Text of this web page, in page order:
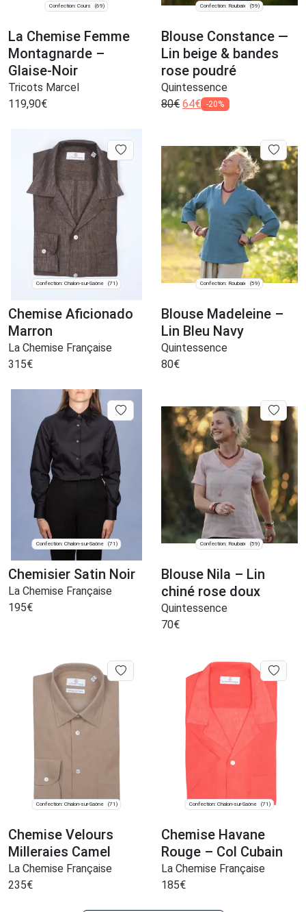
Confection: Cours (69)
La Chemise Femme
Montagnarde –
Glaise-Noir
Tricots Marcel
119,90€
Confection: Roubaix (59)
Blouse Constance —
Lin beige & bandes
rose poudré
Quintessence
80€ 64€ -20%
Confection: Chalon-sur-Saône (71)
Chemise Aficionado
Marron
La Chemise Française
315€
Confection: Roubaix (59)
Blouse Madeleine –
Lin Bleu Navy
Quintessence
80€
Confection: Chalon-sur-Saône (71)
Chemisier Satin Noir
La Chemise Française
195€
Confection: Roubaix (59)
Blouse Nila – Lin
chiné rose doux
Quintessence
70€
Confection: Chalon-sur-Saône (71)
Chemise Velours
Milleraies Camel
La Chemise Française
235€
Confection: Chalon-sur-Saône (71)
Chemise Havane
Rouge – Col Cubain
La Chemise Française
185€